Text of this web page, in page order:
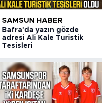
SAMSUN HABER
Bafra'da yazın gözde
adresi Ali Kale Turistik
Tesisleri